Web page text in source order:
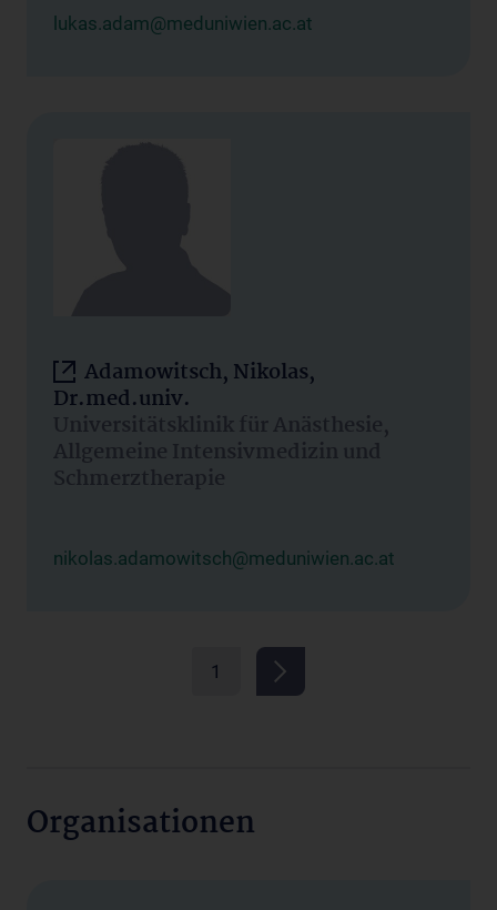
lukas.adam@meduniwien.ac.at
Adamowitsch, Nikolas,
Dr.med.univ.
Universitätsklinik für Anästhesie,
Allgemeine Intensivmedizin und
Schmerztherapie
nikolas.adamowitsch@meduniwien.ac.at
1
Organisationen